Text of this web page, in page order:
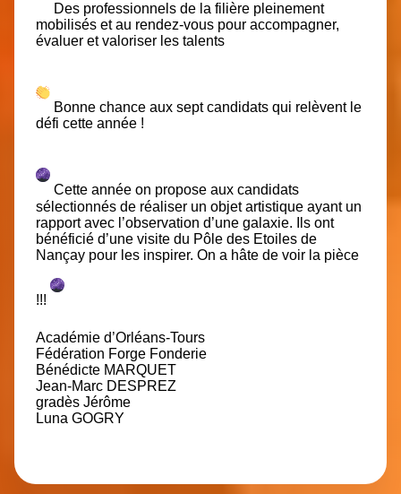
Des professionnels de la filière pleinement
mobilisés et au rendez-vous pour accompagner,
évaluer et valoriser les talents
Bonne chance aux sept candidats qui relèvent le
défi cette année !
Cette année on propose aux candidats
sélectionnés de réaliser un objet artistique ayant un
rapport avec l’observation d’une galaxie. Ils ont
bénéficié d’une visite du Pôle des Etoiles de
Nançay pour les inspirer. On a hâte de voir la pièce
!!!
Académie d’Orléans-Tours
Fédération Forge Fonderie
Bénédicte MARQUET
Jean-Marc DESPREZ
gradès Jérôme
Luna GOGRY